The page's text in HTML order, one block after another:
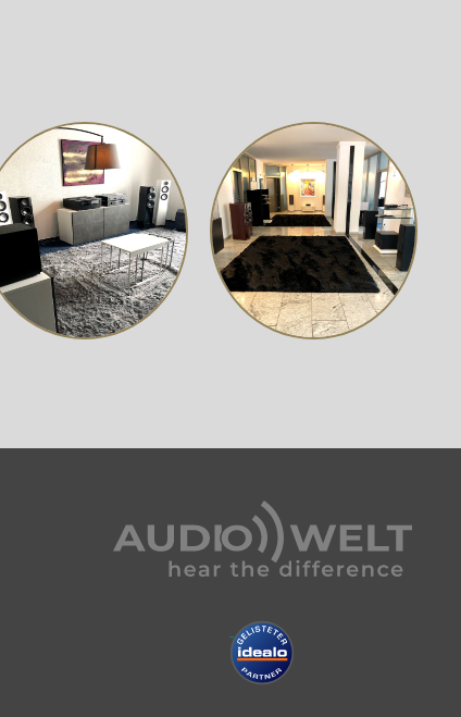
des Regal-, als auch des Center-Lautsprechers,
eingehen zu müssen.